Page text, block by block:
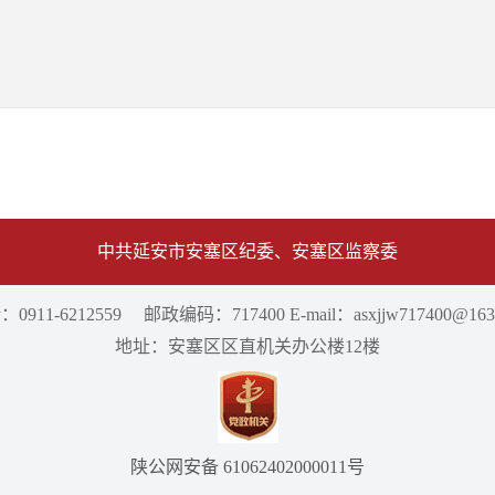
中共延安市安塞区纪委、安塞区监察委
0911-6212559 邮政编码：717400 E-mail：
地址：安塞区区直机关办公楼12楼
陕公网安备 61062402000011号